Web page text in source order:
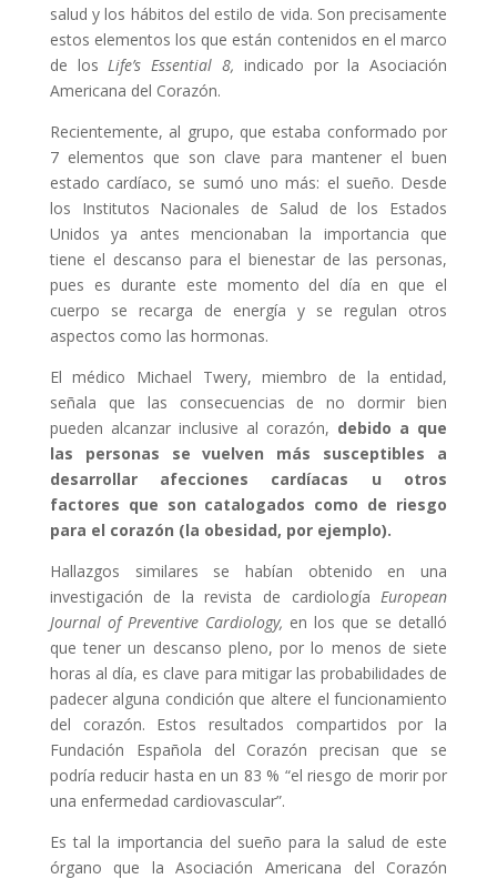
salud y los hábitos del estilo de vida. Son precisamente
estos elementos los que están contenidos en el marco
de los Life’s Essential 8, indicado por la Asociación
Americana del Corazón.
Recientemente, al grupo, que estaba conformado por
7 elementos que son clave para mantener el buen
estado cardíaco, se sumó uno más: el sueño. Desde
los Institutos Nacionales de Salud de los Estados
Unidos ya antes mencionaban la importancia que
tiene el descanso para el bienestar de las personas,
pues es durante este momento del día en que el
cuerpo se recarga de energía y se regulan otros
aspectos como las hormonas.
El médico Michael Twery, miembro de la entidad,
señala que las consecuencias de no dormir bien
pueden alcanzar inclusive al corazón, debido a que
las personas se vuelven más susceptibles a
desarrollar afecciones cardíacas u otros
factores que son catalogados como de riesgo
para el corazón (la obesidad, por ejemplo).
Hallazgos similares se habían obtenido en una
investigación de la revista de cardiología European
Journal of Preventive Cardiology, en los que se detalló
que tener un descanso pleno, por lo menos de siete
horas al día, es clave para mitigar las probabilidades de
padecer alguna condición que altere el funcionamiento
del corazón. Estos resultados compartidos por la
Fundación Española del Corazón precisan que se
podría reducir hasta en un 83 % “el riesgo de morir por
una enfermedad cardiovascular”.
Es tal la importancia del sueño para la salud de este
órgano que la Asociación Americana del Corazón